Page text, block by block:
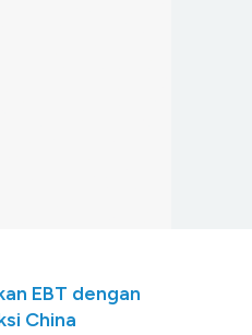
EBT dengan
China